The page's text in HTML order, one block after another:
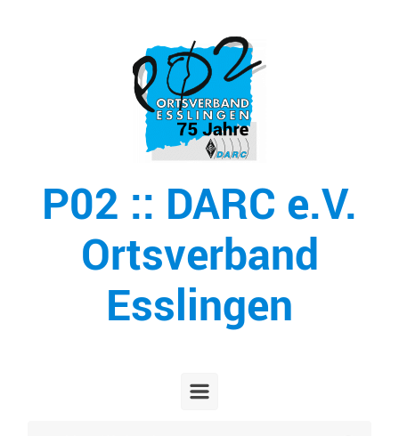
P02 :: DARC e.V.
Ortsverband
Esslingen